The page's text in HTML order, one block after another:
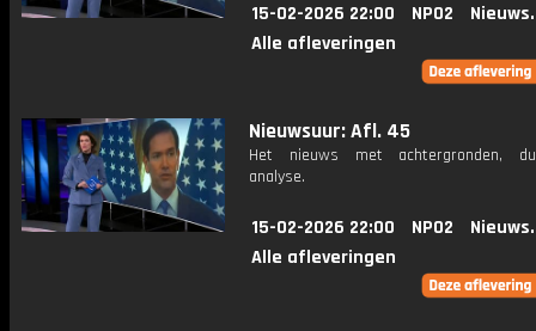
15-02-2026 22:00 NPO2
Alle afleveringen
Nieuwsuur: Afl. 45
Het nieuws met achtergronden,
analyse.
15-02-2026 22:00 NPO2
Alle afleveringen